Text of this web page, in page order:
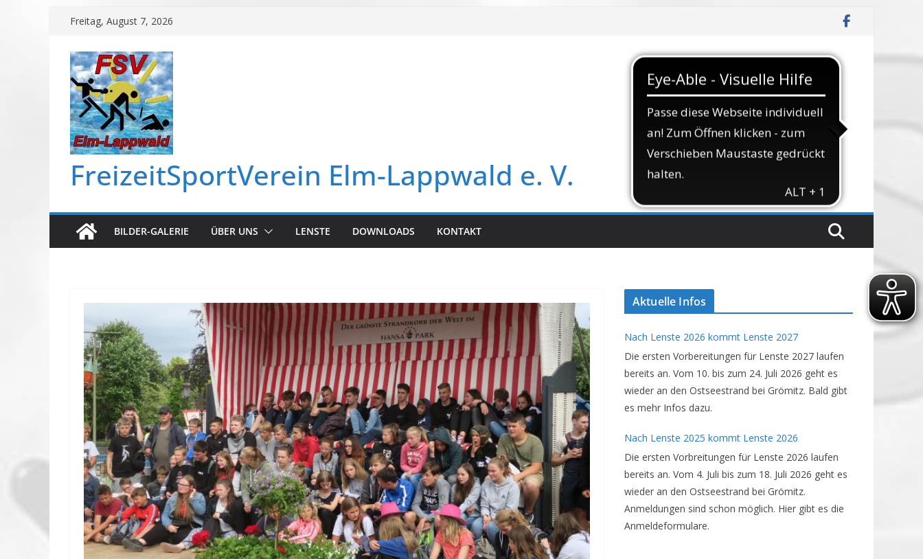
Zum
springen
Freitag, August 7, 2026
FreizeitSportVerein Elm-Lappwald e. V.
BILDER-GALERIE ÜBER UNS LENSTE DOWNLOADS KONTAKT
Aktuelle Infos
Nach Lenste 2026 kommt Lenste 2027
Die ersten Vorbereitungen für Lenste 2027 laufen
bereits an. Vom 10. bis zum 24. Juli 2026 geht es
wieder an den Ostseestrand bei Grömitz. Bald gibt
es mehr Infos dazu.
Nach Lenste 2025 kommt Lenste 2026
Die ersten Vorbreitungen für Lenste 2026 laufen
bereits an. Vom 4. Juli bis zum 18. Juli 2026 geht es
wieder an den Ostseestrand bei Grömitz.
Anmeldungen sind schon möglich. Hier gibt es die
Anmeldeformulare.